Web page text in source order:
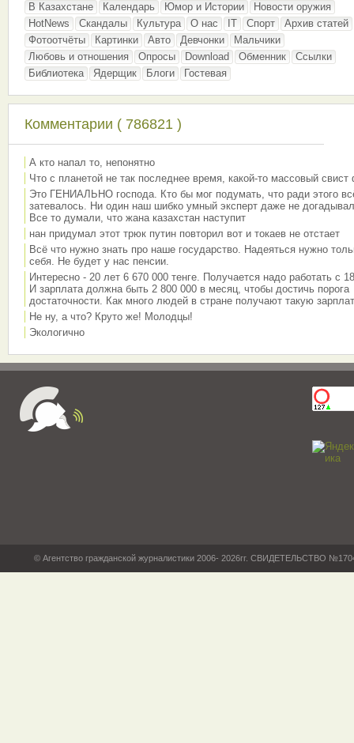
В Казахстане
Календарь Юмор и Истории
Новости оружия
HotNews
Скандалы Культура О нас IT Спорт
Архив статей
Фотоотчёты
Картинки Авто Девчонки
Мальчики
Любовь и отношения
Опросы Download Обменник
Ссылки
Библиотека
Ядерщик Блоги Гостевая
Комментарии ( 786821 )
А кто напал то, непонятно
Что с планетой не так последнее время, какой-то массовый свист
Это ГЕНИАЛЬНО господа. Кто бы мог подумать, что ради этого
затевалось. Ни один наш шибко умный эксперт даже не
Все то думали, что жана казахстан наступит
нан придумал этот трюк путин повторил вот и токаев не отстает
Всё что нужно знать про наше государство. Надеяться нужно
себя. Не будет у нас пенсии.
Интересно - 20 лет 6 670 000 тенге. Получается надо работать с
И зарплата должна быть 2 800 000 в месяц, чтобы достичь порога
достаточности. Как много людей в стране получают такую
Не ну, а что? Круто же! Молодцы!
Экологично
© Агентство гражданской журналистики 2006- 2026гг. СВИДЕТЕЛЬСТВО